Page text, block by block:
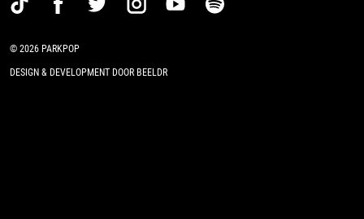
© 2026 PARKPOP
DESIGN & DEVELOPMENT DOOR BEELDR